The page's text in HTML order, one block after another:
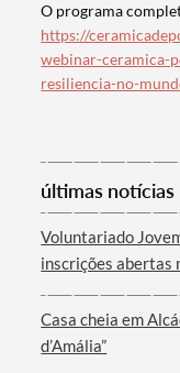
Filtros
O programa
https://
webinar-ceramica-
resiliencia-no-
últimas notícias
Voluntariado
inscrições abertas
Casa cheia em
d’Amália”